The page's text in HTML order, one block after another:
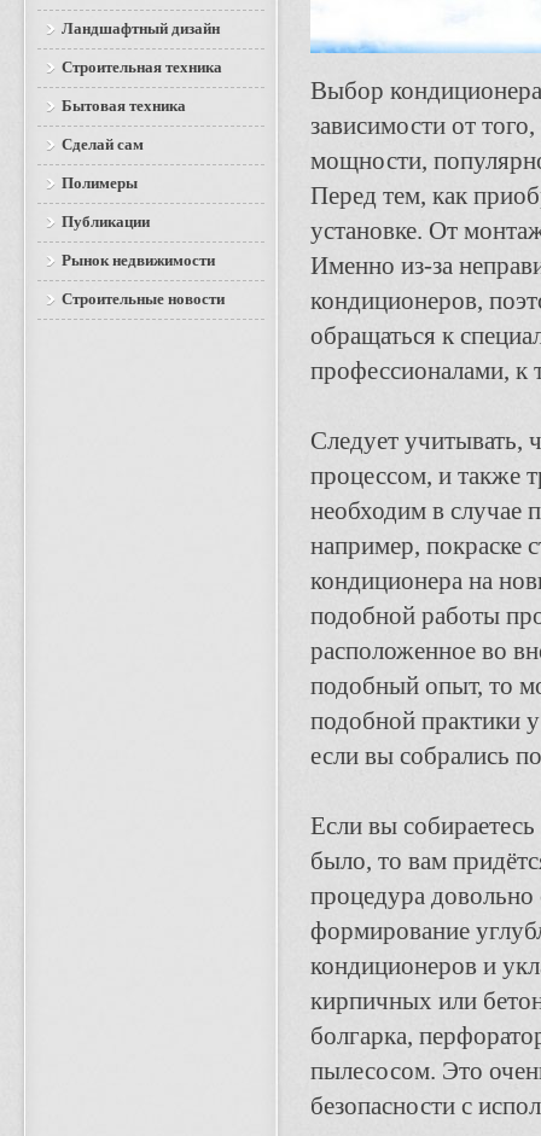
Выбор
зависимости от
мощности,
Перед тем, как
установке. От
Именно из-за
кондиционеров,
обращаться к
профессионалами, к
Следует учитывать,
процессом, и также
необходим в случае
например, покраске
кондиционера на
подобной работы
расположенное во
подобный опыт, то
подобной практики
если вы собрались
Если вы
было, то вам
процедура довольно
формирование
кондиционеров и
кирпичных или
болгарка,
пылесосом. Это
безопасности с
Ландшафтный дизайн
Строительная техника
Бытовая техника
Сделай сам
Полимеры
Публикации
Рынок недвижимости
Строительные новости